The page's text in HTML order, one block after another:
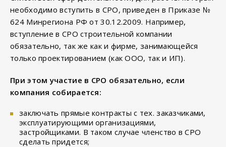
необходимо вступить в СРО, приведен в Приказе №
624 Минрегиона РФ от 30.12.2009. Например,
вступление в СРО строительной компании
обязательно, так же как и фирме, занимающейся
только проектированием (как ООО, так и ИП).
При этом участие в СРО обязательно, если
компания собирается:
заключать прямые контракты с тех. заказчиками,
эксплуатирующими организациями,
застройщиками. В таком случае членство в СРО
сделать придется;